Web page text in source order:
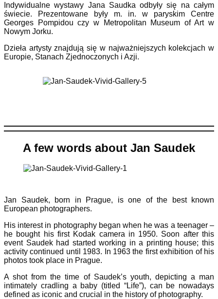
Indywidualne wystawy Jana Saudka odbyły się na całym
świecie. Prezentowane były m. in. w paryskim Centre
Georges Pompidou czy w Metropolitan Museum of Art w
Nowym Jorku.
Dzieła artysty znajdują się w najważniejszych kolekcjach w
Europie, Stanach Zjednoczonych i Azji.
A few words about Jan Saudek
Jan Saudek, born in Prague, is one of the best known
European photographers.
His interest in photography began when he was a teenager –
he bought his first Kodak camera in 1950. Soon after this
event Saudek had started working in a printing house; this
activity continued until 1983. In 1963 the first exhibition of his
photos took place in Prague.
A shot from the time of Saudek’s youth, depicting a man
intimately cradling a baby (titled “Life”), can be nowadays
defined as iconic and crucial in the history of photography.